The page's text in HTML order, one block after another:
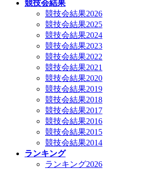
競技会結果
競技会結果2026
競技会結果2025
競技会結果2024
競技会結果2023
競技会結果2022
競技会結果2021
競技会結果2020
競技会結果2019
競技会結果2018
競技会結果2017
競技会結果2016
競技会結果2015
競技会結果2014
ランキング
ランキング2026